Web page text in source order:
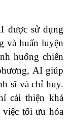
được sử dụng
và huấn luyện
huống chiến
AI giúp
sĩ và chỉ huy.
cải thiện khả
việc tối ưu hóa